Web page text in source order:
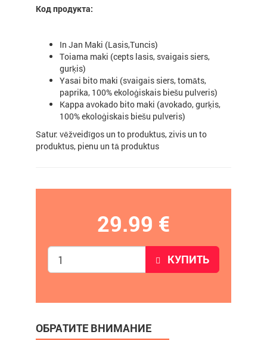
Код продукта:
In Jan Maki (Lasis,Tuncis)
Toiama maki (cepts lasis, svaigais siers,
gurķis)
Yasai bito maki (svaigais siers, tomāts,
paprika, 100% ekoloģiskais biešu pulveris)
Kappa avokado bito maki (avokado, gurķis,
100% ekoloģiskais biešu pulveris)
Satur: vēžveidīgos un to produktus, zivis un to
produktus, pienu un tā produktus
29.99 €
КУПИТЬ
ОБРАТИТЕ ВНИМАНИЕ